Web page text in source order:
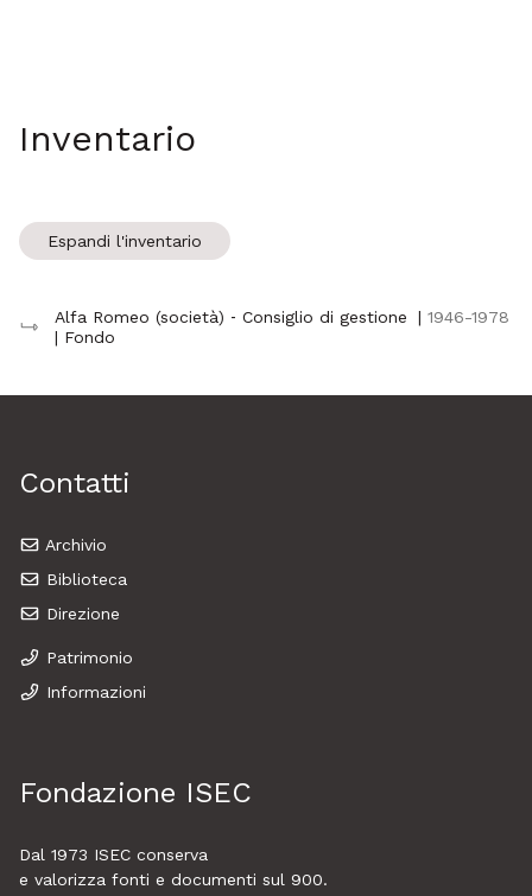
Inventario
Espandi l'inventario
Alfa Romeo (società) ‐ Consiglio di gestione | 1946-1978
| Fondo
Contatti
Archivio
Biblioteca
Direzione
Patrimonio
Informazioni
Fondazione ISEC
Dal 1973 ISEC conserva
e valorizza fonti e documenti sul 900.